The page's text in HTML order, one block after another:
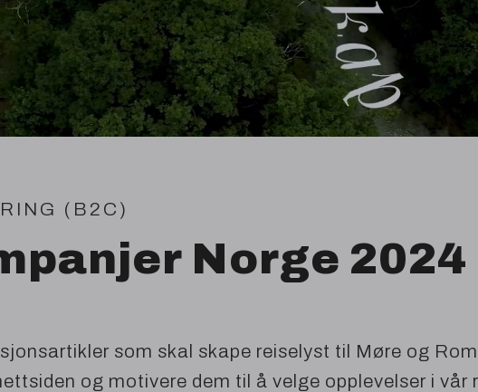
( B 2 C )
Norge 2024
som skal skape reiselyst til Møre og
og motivere dem til å velge opplevelser i vår